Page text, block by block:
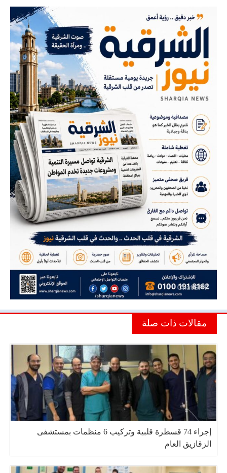
مقالات ذات صلة
إجراء 74 قسطرة قلبية وتركيب 6 منظمات بمستشفى
الزقازيق العام